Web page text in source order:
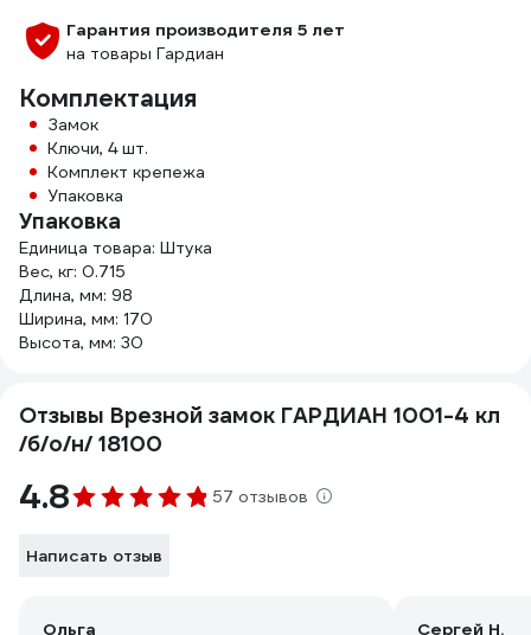
Гарантия производителя 5 лет
на товары Гардиан
Комплектация
Замок
Ключи, 4 шт.
Комплект крепежа
Упаковка
Упаковка
Единица товара: Штука
Вес, кг: 0.715
Длина, мм: 98
Ширина, мм: 170
Высота, мм: 30
Отзывы Врезной замок ГАРДИАН 1001-4 кл
/б/о/н/ 18100
4.8 57 отзывов
Написать отзыв
Ольга Сергей Н.